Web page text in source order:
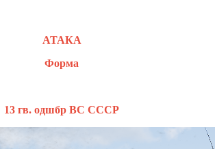
АТАКА
Форма
13 гв. одшбр ВС СССР